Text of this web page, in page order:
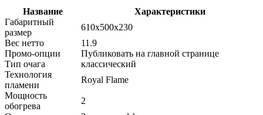
Название
Характеристики
Габаритный
размер
610x500x230
Вес нетто
11.9
Промо-опции
Публиковать на главной странице
Тип очага
классический
Технология
пламени
Royal Flame
Мощность
обогрева
2